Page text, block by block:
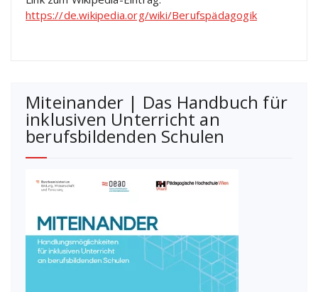
https://de.wikipedia.org/wiki/Berufspädagogik
Miteinander | Das Handbuch für
inklusiven Unterricht an
berufsbildenden Schulen